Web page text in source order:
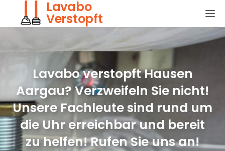
Lavabo
Verstopft
Lavabo verstopft Hausen
Aargau? Verzweifeln Sie nicht!
Unsere Fachleute sind rund um
die Uhr erreichbar und bereit
zu helfen! Rufen Sie uns an!